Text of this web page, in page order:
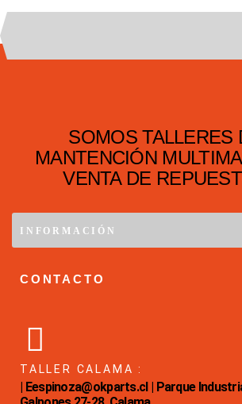
SOMOS TALLERES
MANTENCIÓN
VENTA DE
INFORMACIÓN
CONTACTO
TALLER CALAMA :
| Eespinoza@okparts.cl | Parque